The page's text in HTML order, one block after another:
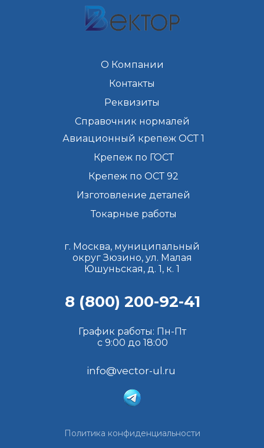
info@vector-ul.ru
График работы: Пн-Пт
с 9:00 до 18:00
г. Москва, муниципальный
округ Зюзино, ул. Малая
Юшуньская, д. 1, к. 1
О Компании
Контакты
Реквизиты
Справочник нормалей
Авиационный крепеж ОСТ 1
Крепеж по ГОСТ
Крепеж по ОСТ 92
Изготовление деталей
Токарные работы
Политика конфиденциальности
8 (800) 200-92-41